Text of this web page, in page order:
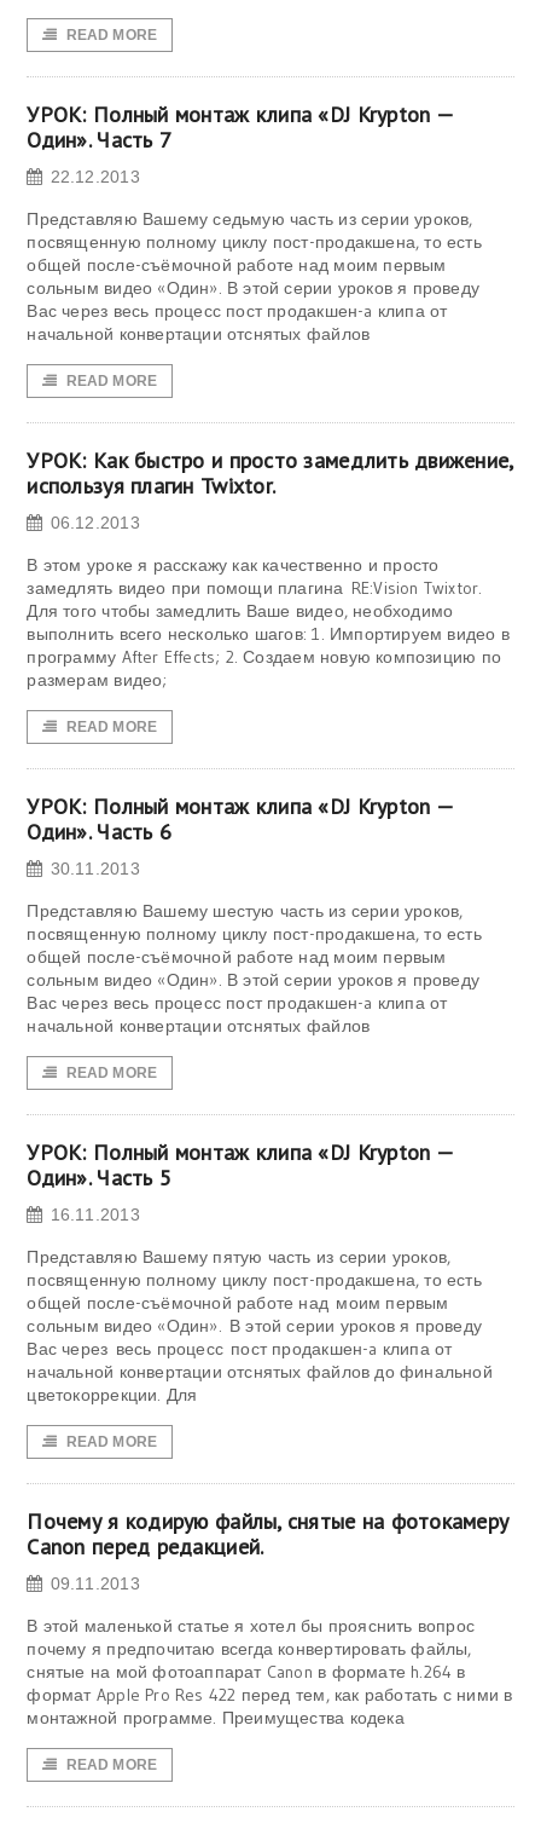
READ MORE
УРОК: Полный монтаж клипа «DJ Krypton —
Один». Часть 7
22.12.2013
Представляю Вашему седьмую часть из серии уроков,
посвященную полному циклу пост-продакшена, то есть
общей после-съёмочной работе над моим первым
сольным видео «Один». В этой серии уроков я проведу
Вас через весь процесс пост продакшен-a клипа от
начальной конвертации отснятых файлов
READ MORE
УРОК: Как быстро и просто замедлить движение,
используя плагин Twixtor.
06.12.2013
В этом уроке я расскажу как качественно и просто
замедлять видео при помощи плагина RE:Vision Twixtor.
Для того чтобы замедлить Ваше видео, необходимо
выполнить всего несколько шагов: 1. Импортируем видео в
программу After Effects; 2. Создаем новую композицию по
размерам видео;
READ MORE
УРОК: Полный монтаж клипа «DJ Krypton —
Один». Часть 6
30.11.2013
Представляю Вашему шестую часть из серии уроков,
посвященную полному циклу пост-продакшена, то есть
общей после-съёмочной работе над моим первым
сольным видео «Один». В этой серии уроков я проведу
Вас через весь процесс пост продакшен-a клипа от
начальной конвертации отснятых файлов
READ MORE
УРОК: Полный монтаж клипа «DJ Krypton —
Один». Часть 5
16.11.2013
Представляю Вашему пятую часть из серии уроков,
посвященную полному циклу пост-продакшена, то есть
общей после-съёмочной работе над моим первым
сольным видео «Один». В этой серии уроков я проведу
Вас через весь процесс пост продакшен-a клипа от
начальной конвертации отснятых файлов до финальной
цветокоррекции. Для
READ MORE
Почему я кодирую файлы, снятые на фотокамеру
Canon перед редакцией.
09.11.2013
В этой маленькой статье я хотел бы прояснить вопрос
почему я предпочитаю всегда конвертировать файлы,
снятые на мой фотоаппарат Canon в формате h.264 в
формат Apple Pro Res 422 перед тем, как работать с ними в
монтажной программе. Преимущества кодека
READ MORE